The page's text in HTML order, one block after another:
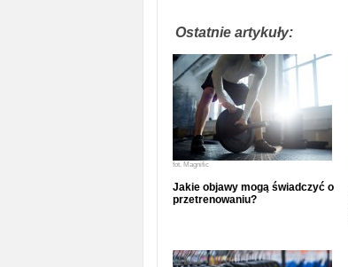
Ostatnie artykuły:
fot. Magnific
Jakie objawy mogą świadczyć o
przetrenowaniu?